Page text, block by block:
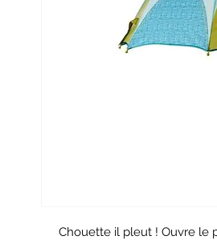
Chouette il pleut ! Ouvre le